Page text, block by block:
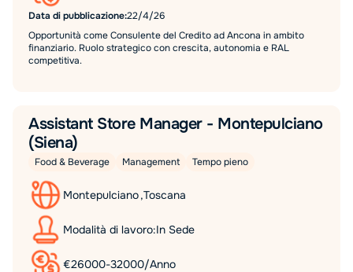
Data di pubblicazione:22/4/26
Opportunità come Consulente del Credito ad Ancona in ambito
finanziario. Ruolo strategico con crescita, autonomia e RAL
competitiva.
Assistant Store Manager - Montepulciano
(Siena)
Food & Beverage Management Tempo pieno
Montepulciano,Toscana
Modalità di lavoro:In Sede
€26000-32000/Anno